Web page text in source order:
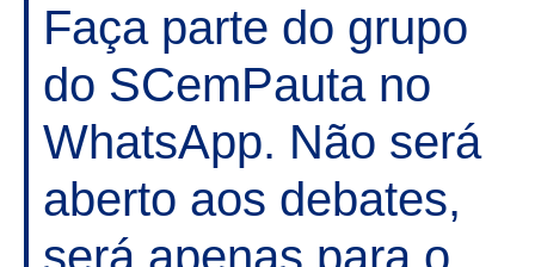
Faça parte do grupo
do SCemPauta no
WhatsApp. Não será
aberto aos debates,